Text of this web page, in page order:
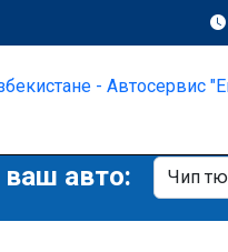
авто: